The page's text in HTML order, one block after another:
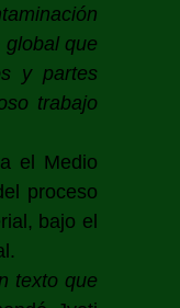
que
y partes
trabajo
el Medio
proceso
bajo el
texto que